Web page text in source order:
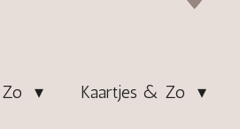
Kaartjes & Zo